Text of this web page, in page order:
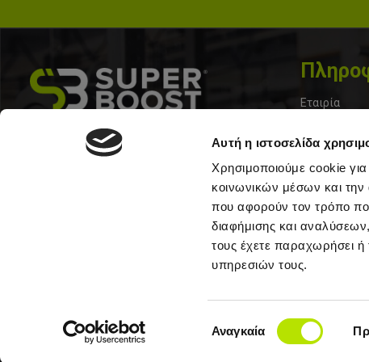
Αυτή η ιστοσελίδα
Χρησιμοποιούμε cookie
κοινωνικών μέσων και
που αφορούν τον τρόπο
διαφήμισης και
τους έχετε παραχωρήσει ή
υπηρεσιών τους.
συγκατάθεσης
Αναγκαία
Σολωμου 33, Περιστερι 12133
+30 210 57 10213
Εταιρία
Όροι Χρήσης
Τρόποι
Πολιτική
Συχνές